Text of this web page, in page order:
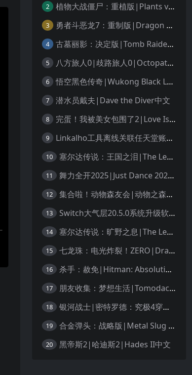
2 植物大战僵尸：重植版|Plants vs. Zombies: Replanted中文
3 勇者斗恶龙7：重制版|Dragon Quest VII Reimagined中文
4 古墓丽影：决定版|Tomb Raider: Definitive Edition中文
5 八方旅人0|歧路旅人0|Octopath Traveler 0中文
6 悟空黑色传奇|Wukong Black Legend
7 潜水员戴夫|Dave the Diver中文
8 完蛋！我被美女包围了2|Love Is All Around 2中文
9 Linkalho工具离线关联任天堂账户教程
10 塞尔达传说：王国之泪|The Legend of Zelda: Tears of the Kingdom中文
11 舞力全开2025|Just Dance 2025中文
12 集合啦！动物森友会|动物之森|Animal Crossing: New Horizons中文
13 Switch大气层20.5.0系统升级软硬破通用教程
14 塞尔达传说：旷野之息|The Legend of Zelda: Breath of the Wild中文
15 七龙珠：电光炸裂！ZERO|Dragon Ball: Sparking! Zero中文
16 杀手：赦免|Hitman: Absolution汉化
17 朋友收集：梦想生活|Tomodachi Life: Living the Dream中文
18 银河战士|密特罗德：究极4穿越未知|Metroid Prime 4: Beyond中文
19 合金弹头：战略版|Metal Slug Tactics中文
20 黑帝斯2|哈迪斯2|Hades II中文